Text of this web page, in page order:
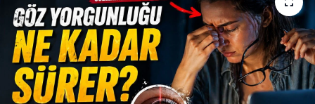
Haber Arşivi